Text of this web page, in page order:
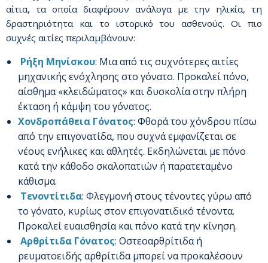
αίτια, τα οποία διαφέρουν ανάλογα με την ηλικία, τη
δραστηριότητα και το ιστορικό του ασθενούς. Οι πιο
συχνές αιτίες περιλαμβάνουν:
Ρήξη Μηνίσκου: Μια από τις συχνότερες αιτίες
μηχανικής ενόχλησης στο γόνατο. Προκαλεί πόνο,
αίσθημα «κλειδώματος» και δυσκολία στην πλήρη
έκταση ή κάμψη του γόνατος.
Χονδροπάθεια Γόνατος: Φθορά του χόνδρου πίσω
από την επιγονατίδα, που συχνά εμφανίζεται σε
νέους ενήλικες και αθλητές. Εκδηλώνεται με πόνο
κατά την κάθοδο σκαλοπατιών ή παρατεταμένο
κάθισμα.
Τενοντίτιδα: Φλεγμονή στους τένοντες γύρω από
το γόνατο, κυρίως στον επιγονατιδικό τένοντα.
Προκαλεί ευαισθησία και πόνο κατά την κίνηση.
Αρθρίτιδα Γόνατος: Οστεοαρθρίτιδα ή
ρευματοειδής αρθρίτιδα μπορεί να προκαλέσουν